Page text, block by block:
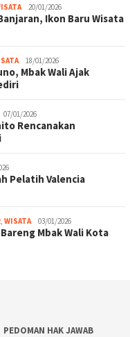
20/01/2026
Ikon Baru Wisata
18/01/2026
Mbak Wali Ajak
07/01/2026
Rencanakan
Pelatih Valencia
WISATA 03/01/2026
Mbak Wali Kota
PEDOMAN HAK JAWAB